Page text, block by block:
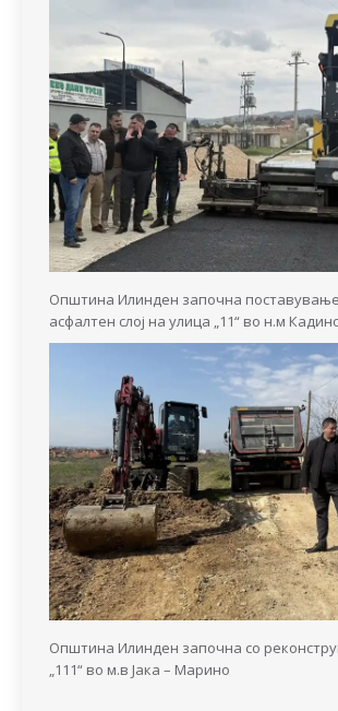
Општина Илинден започна
асфалтен слој на улица „11“ во н.м
Општина Илинден започна со
„111“ во м.в Јака – Марино